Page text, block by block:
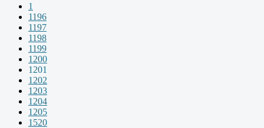
1
1196
1197
1198
1199
1200
1201
1202
1203
1204
1205
1520